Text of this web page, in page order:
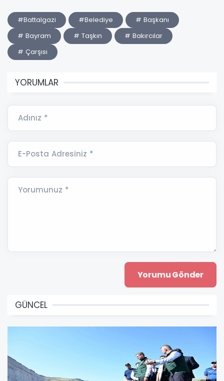
#Battalgazi #Belediye
# Başkanı
# Bayram
# Taşkın
# Bakırcılar
# Çarşısı
YORUMLAR
Adınız *
E-Posta Adresiniz *
Yorumunuz *
GÜNCEL